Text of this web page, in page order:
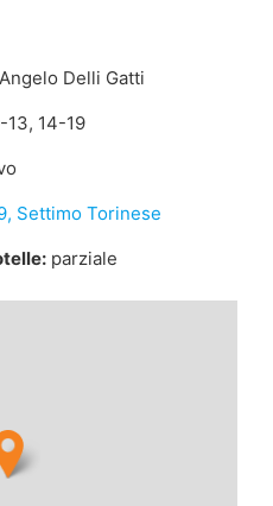
Delli Gatti
14-19
Settimo Torinese
parziale